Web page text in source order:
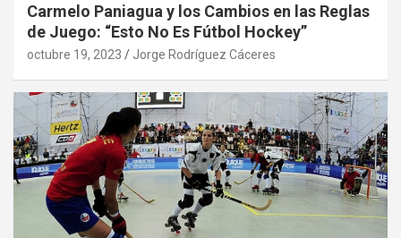
Carmelo Paniagua y los Cambios en las Reglas
de Juego: “Esto No Es Fútbol Hockey”
octubre 19, 2023 Jorge Rodríguez Cáceres